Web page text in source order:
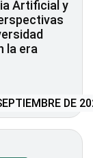
Artificial y
la era
DE